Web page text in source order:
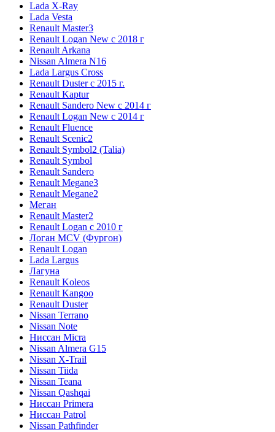
Lada X-Ray
Lada Vesta
Renault Master3
Renault Logan New с 2018 г
Renault Arkana
Nissan Almera N16
Lada Largus Cross
Renault Duster с 2015 г.
Renault Kaptur
Renault Sandero New с 2014 г
Renault Logan New с 2014 г
Renault Fluence
Renault Scenic2
Renault Symbol2 (Talia)
Renault Symbol
Renault Sandero
Renault Megane3
Renault Megane2
Меган
Renault Master2
Renault Logan c 2010 г
Логан МСV (Фургон)
Renault Logan
Lada Largus
Лагуна
Renault Koleos
Renault Kangoo
Renault Duster
Nissan Terrano
Nissan Note
Ниссан Micra
Nissan Almera G15
Nissan X-Trail
Nissan Tiida
Nissan Teana
Nissan Qashqai
Ниссан Primera
Ниссан Patrol
Nissan Pathfinder